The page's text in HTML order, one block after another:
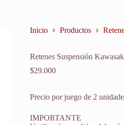
Inicio Productos
Retenes Suspensión
$29.000
Precio por juego de 2
IMPORTANTE